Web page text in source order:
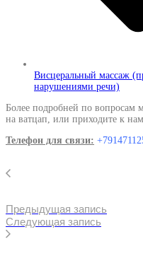
Висцеральный массаж
нарушениями речи)
Более подробней по вопросам
на ватцап, или приходите к
Телефон для связи:
Предыдущая запись
Следующая запись